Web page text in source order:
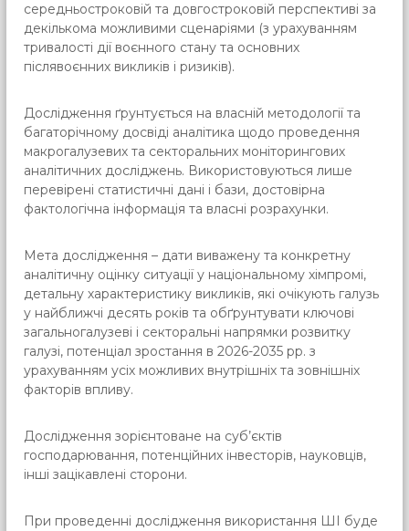
середньостроковій та довгостроковій перспективі за
декількома можливими сценаріями (з урахуванням
тривалості дії воєнного стану та основних
післявоєнних викликів і ризиків).
Дослідження ґрунтується на власній методології та
багаторічному досвіді аналітика щодо проведення
макрогалузевих та секторальних моніторингових
аналітичних досліджень. Використовуються лише
перевірені статистичні дані і бази, достовірна
фактологічна інформація та власні розрахунки.
Мета дослідження – дати виважену та конкретну
аналітичну оцінку ситуації у національному хімпромі,
детальну характеристику викликів, які очікують галузь
у найближчі десять років та обґрунтувати ключові
загальногалузеві і секторальні напрямки розвитку
галузі, потенціал зростання в 2026-2035 рр. з
урахуванням усіх можливих внутрішніх та зовнішніх
факторів впливу.
Дослідження зорієнтоване на суб’єктів
господарювання, потенційних інвесторів, науковців,
інші зацікавлені сторони.
При проведенні дослідження використання ШІ буде